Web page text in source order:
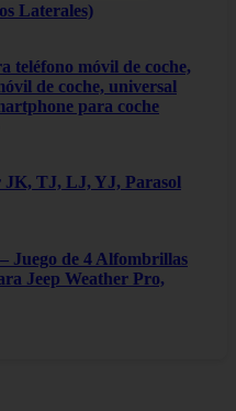
Laterales)
teléfono móvil de coche,
de coche, universal
para coche
TJ, LJ, YJ, Parasol
Juego de 4 Alfombrillas
Jeep Weather Pro,